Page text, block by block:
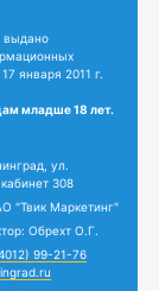
выдано
января 2011 г.
младше 18 лет.
ул.
308
"Твик Маркетинг"
Обрехт О.Г.
99-21-76